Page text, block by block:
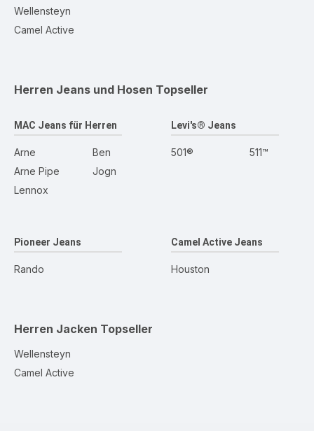
Wellensteyn
Camel Active
Herren Jeans und Hosen Topseller
MAC Jeans für Herren
Arne
Arne Pipe
Lennox
Ben
Jogn
Levi's® Jeans
501® 511™
Pioneer Jeans
Rando
Camel Active Jeans
Houston
Herren Jacken Topseller
Wellensteyn
Camel Active